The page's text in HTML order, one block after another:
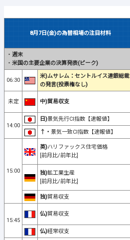
8月7日(金)の為替相場の注目材料
・ 週末
・ 米国の主要企業の決算発表(ピーク)
06:30
米)ムサレム：セントルイス連銀総裁
の発言(投票権なし)
未定 中)貿易収支
14:00
日)景気先行CI指数【速報値】
↑・ 景気一致CI指数【速報値】
15:00
英)ハリファックス住宅価格
[前月比/前年比]
独)鉱工業生産
[前月比/前年比]
独)貿易収支
15:45
仏)貿易収支
仏)経常収支